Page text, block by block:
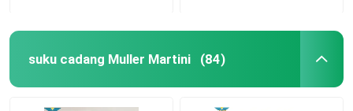
suku cadang Muller Martini (84)